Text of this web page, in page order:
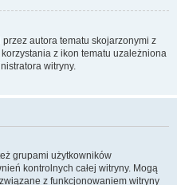
autora tematu skojarzonymi z
z ikon tematu uzależniona
witryny.
grupami użytkowników
kontrolnych całej witryny. Mogą
z funkcjonowaniem witryny